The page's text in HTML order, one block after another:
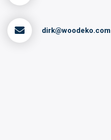
dirk@woodeko.com